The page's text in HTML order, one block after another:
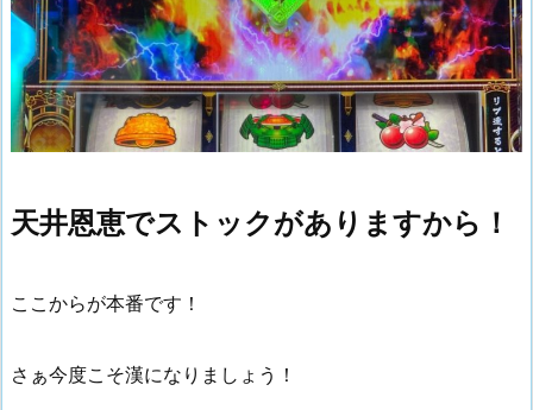
天井恩恵でストックがありますから！
ここからが本番です！
さぁ今度こそ漢になりましょう！